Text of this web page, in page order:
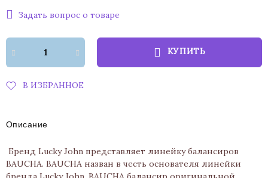
Задать вопрос о товаре
КУПИТЬ
В ИЗБРАННОЕ
Описание
Бренд Lucky John представляет линейку балансиров
BAUCHA. BAUCHA назван в честь основателя линейки